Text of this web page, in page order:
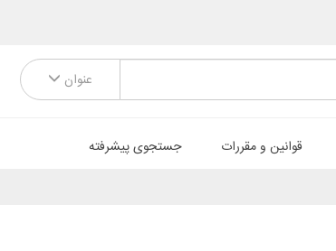
عنوان
قوانین و مقررات جستجوی پیشرفته